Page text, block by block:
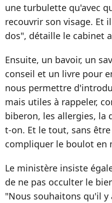
une turbulette qu'avec
recouvrir son visage. Et
dos", détaille le cabinet
Ensuite, un bavoir, un
conseil et un livre pour
nous permettre
mais utiles à rappeler,
biberon, les allergies, la
t-on. Et le tout, sans
compliquer le boulot en
Le ministère insiste
de ne pas occulter le
"Nous souhaitons qu'il